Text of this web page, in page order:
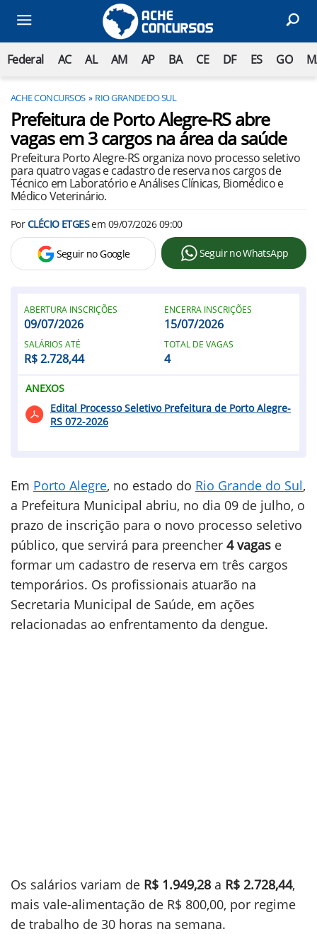
Federal AC AL AM AP BA CE DF ES GO
ACHE CONCURSOS RIO GRANDE DO SUL
Prefeitura de Porto Alegre-RS abre
vagas em 3 cargos na área da saúde
Prefeitura Porto Alegre-RS organiza novo processo seletivo
para quatro vagas e cadastro de reserva nos cargos de
Técnico em Laboratório e Análises Clínicas, Biomédico e
Médico Veterinário.
PorCLÉCIO ETGESem 09/07/2026 09:00
Seguir no Google Seguir no WhatsApp
Em Porto Alegre, no estado do Rio Grande do Sul,
a Prefeitura Municipal abriu, no dia 09 de julho, o
prazo de inscrição para o novo processo seletivo
público, que servirá para preencher 4 vagas e
formar um cadastro de reserva em três cargos
temporários. Os profissionais atuarão na
Secretaria Municipal de Saúde, em ações
relacionadas ao enfrentamento da dengue.
ABERTURA INSCRIÇÕES
09/07/2026
ENCERRA INSCRIÇÕES
15/07/2026
SALÁRIOS ATÉ
R$ 2.728,44
TOTAL DE VAGAS
4
ANEXOS
Edital Processo Seletivo Prefeitura de Porto Alegre-
RS 072-2026
Os salários variam de R$ 1.949,28 a R$ 2.728,44,
mais vale-alimentação de R$ 800,00, por regime
de trabalho de 30 horas na semana.